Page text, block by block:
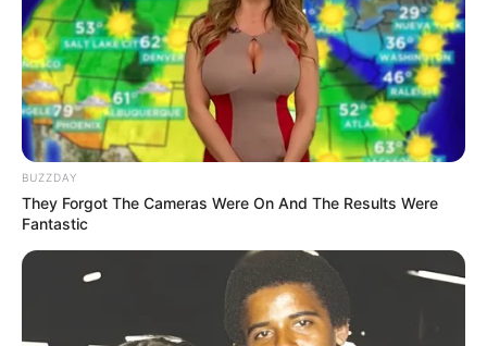
PEMERAN PENDUKUNG
Firma Hukum Song & Kim
arrow_forward_ios Baca selengkapnya
BUZZDAY
They Forgot The Cameras Were On And The Results Were
Fantastic